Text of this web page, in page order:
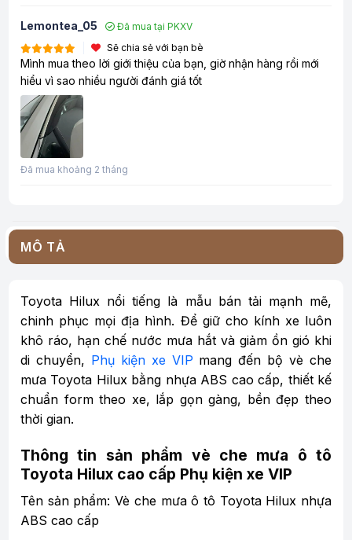
MÔ TẢ
Toyota Hilux nổi tiếng là mẫu bán tải mạnh mẽ,
chinh phục mọi địa hình. Để giữ cho kính xe luôn
khô ráo, hạn chế nước mưa hắt và giảm ồn gió khi
di chuyển, Phụ kiện xe VIP mang đến bộ vè che
mưa Toyota Hilux bằng nhựa ABS cao cấp, thiết kế
chuẩn form theo xe, lắp gọn gàng, bền đẹp theo
thời gian.
Thông tin sản phẩm vè che mưa ô tô
Toyota Hilux cao cấp Phụ kiện xe VIP
Tên sản phẩm: Vè che mưa ô tô Toyota Hilux nhựa
ABS cao cấp
Lemontea_05
Đã mua tại PKXV
Sẽ chia sẻ với bạn bè
Mình mua theo lời giới thiệu của bạn, giờ nhận hàng rồi mới
hiểu vì sao nhiều người đánh giá tốt
Đã mua khoảng 2 tháng